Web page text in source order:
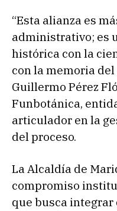
“Esta alianza es
administrativo; es
histórica con la
con la memoria
Guillermo Pérez
Funbotánica,
articulador en la
del proceso.
La Alcaldía de
compromiso
que busca